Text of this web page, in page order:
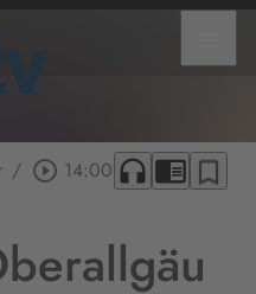
/ play_circle_outline 14:00 headphones chrome_reader_mode bookmark_border